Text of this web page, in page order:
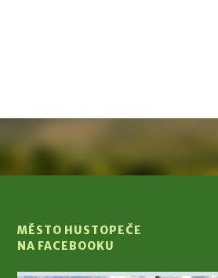
MĚSTO HUSTOPEČE
NA FACEBOOKU